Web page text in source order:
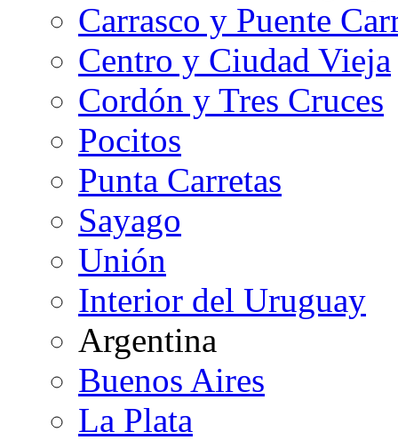
Carrasco y Puente
Centro y Ciudad Vieja
Cordón y Tres Cruces
Pocitos
Punta Carretas
Sayago
Unión
Interior del Uruguay
Argentina
Buenos Aires
La Plata